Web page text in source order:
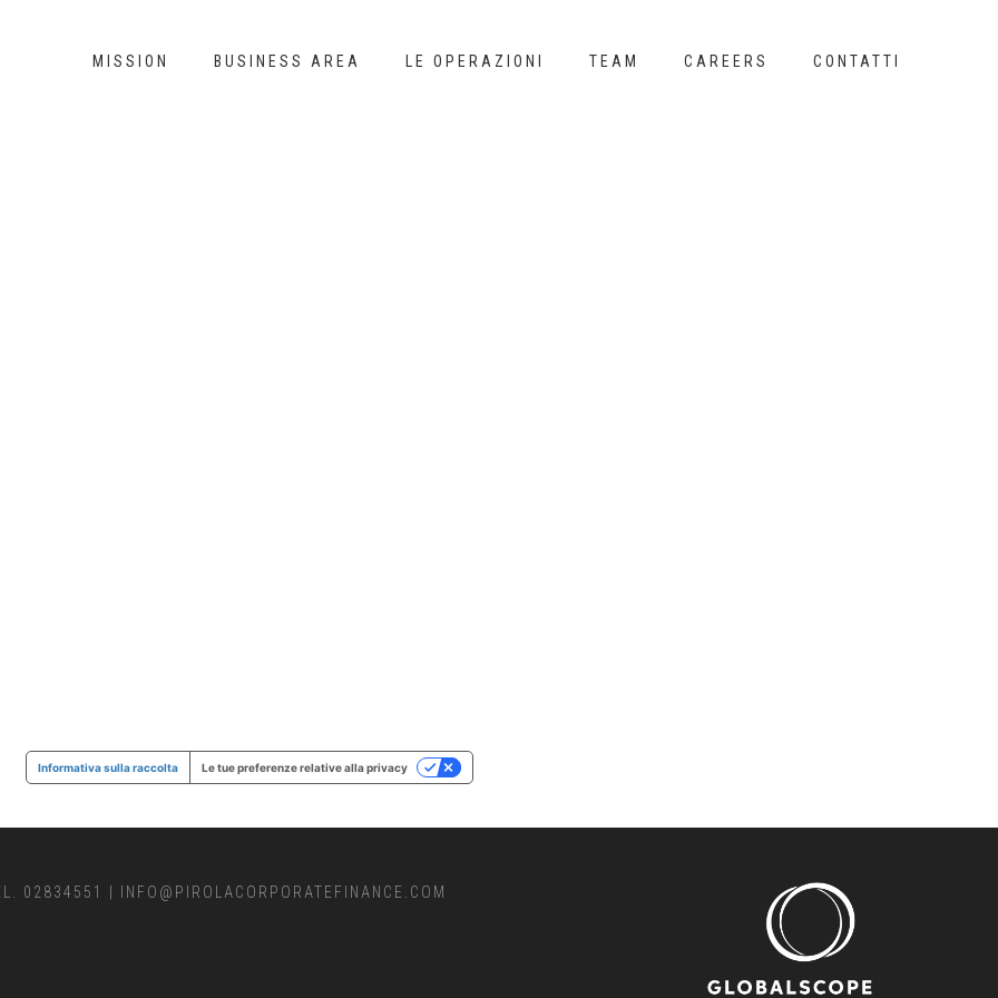
MISSION BUSINESS AREA LE OPERAZIONI TEAM CAREERS CONTATTI
02834551 INFO@PIROLACORPORATEFINANCE.COM
Informativa sulla raccolta Le tue preferenze relative alla privacy